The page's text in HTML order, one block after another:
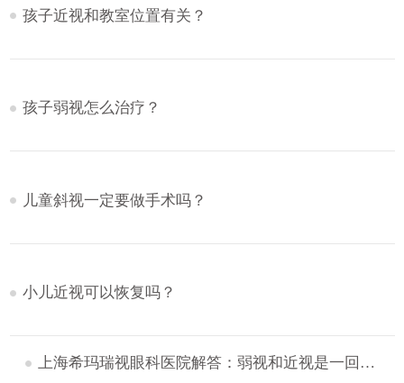
孩子近视和教室位置有关？
孩子弱视怎么治疗？
儿童斜视一定要做手术吗？
小儿近视可以恢复吗？
上海希玛瑞视眼科医院解答：弱视和近视是一回事吗？